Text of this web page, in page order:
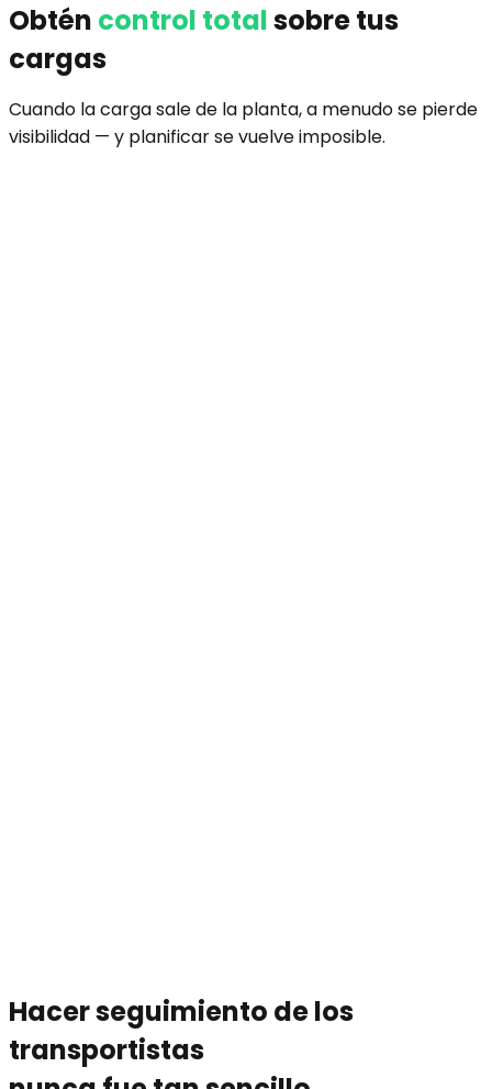
Obtén control totalsobre tus
cargas
Cuando la carga sale de la planta, a menudo se pierde
visibilidad — y planificar se vuelve imposible.
Hacer seguimiento de los
transportistas